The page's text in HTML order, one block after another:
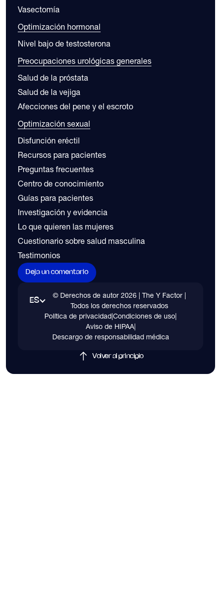
Vasectomía
Optimización hormonal
Nivel bajo de testosterona
Preocupaciones urológicas generales
Salud de la próstata
Salud de la vejiga
Afecciones del pene y el escroto
Optimización sexual
Disfunción eréctil
Recursos para pacientes
Preguntas frecuentes
Centro de conocimiento
Guías para pacientes
Investigación y evidencia
Lo que quieren las mujeres
Cuestionario sobre salud masculina
Testimonios
Deja un comentario
ES
© Derechos de autor2026 | The Y Factor |
Todos los derechos reservados
Política de privacidadCondiciones de uso
Aviso de HIPAA|
Descargo de responsabilidad médica
Volver al principio